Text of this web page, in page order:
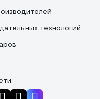
технологий